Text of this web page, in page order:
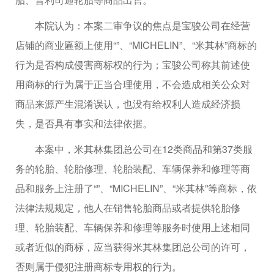
本院认为：本案二审争议的焦点是宝骏公司在经营
店铺的商业匾额上使用“”、“MICHELIN”、“米其林”商标的
行为是否构成侵害商标权的行为；宝骏公司称其前述使
用商标的行为属于正当合理使用，不会造成相关公众对
商品来源产生混淆误认，也没有给权利人造成经济损
失，是否具有事实和法律依据。
本案中，米其林集团总公司在12类商品和第37类服
务的轮胎、轮胎修理、轮胎装配、车辆保养和修理等商
品和服务上注册了“”、“MICHELIN”、“米其林”等商标，依
法律法规规定，他人在销售轮胎商品或者提供轮胎修
理、轮胎装配、车辆保养和修理等服务时使用上述相同
或者近似的商标，应当获得米其林集团总公司的许可，
否则属于侵犯注册商标专用权的行为。